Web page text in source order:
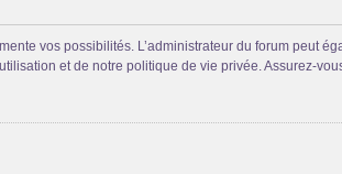
vos possibilités. L’administrateur du forum peut
et de notre politique de vie privée. Assurez-